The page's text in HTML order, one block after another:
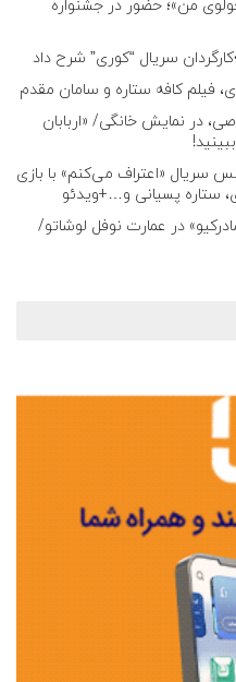
من»؛ حضور در جشنواره
سریال “کوری” شرح داد
فیلم کافه ستاره و سامان مقدم
در نمایش خانگی/ «اربابان
سریال «اعتراف می‌کنم» با بازی
ستاره پسیانی و…+ویدئو
در عمارت نوفل لوشاتو/